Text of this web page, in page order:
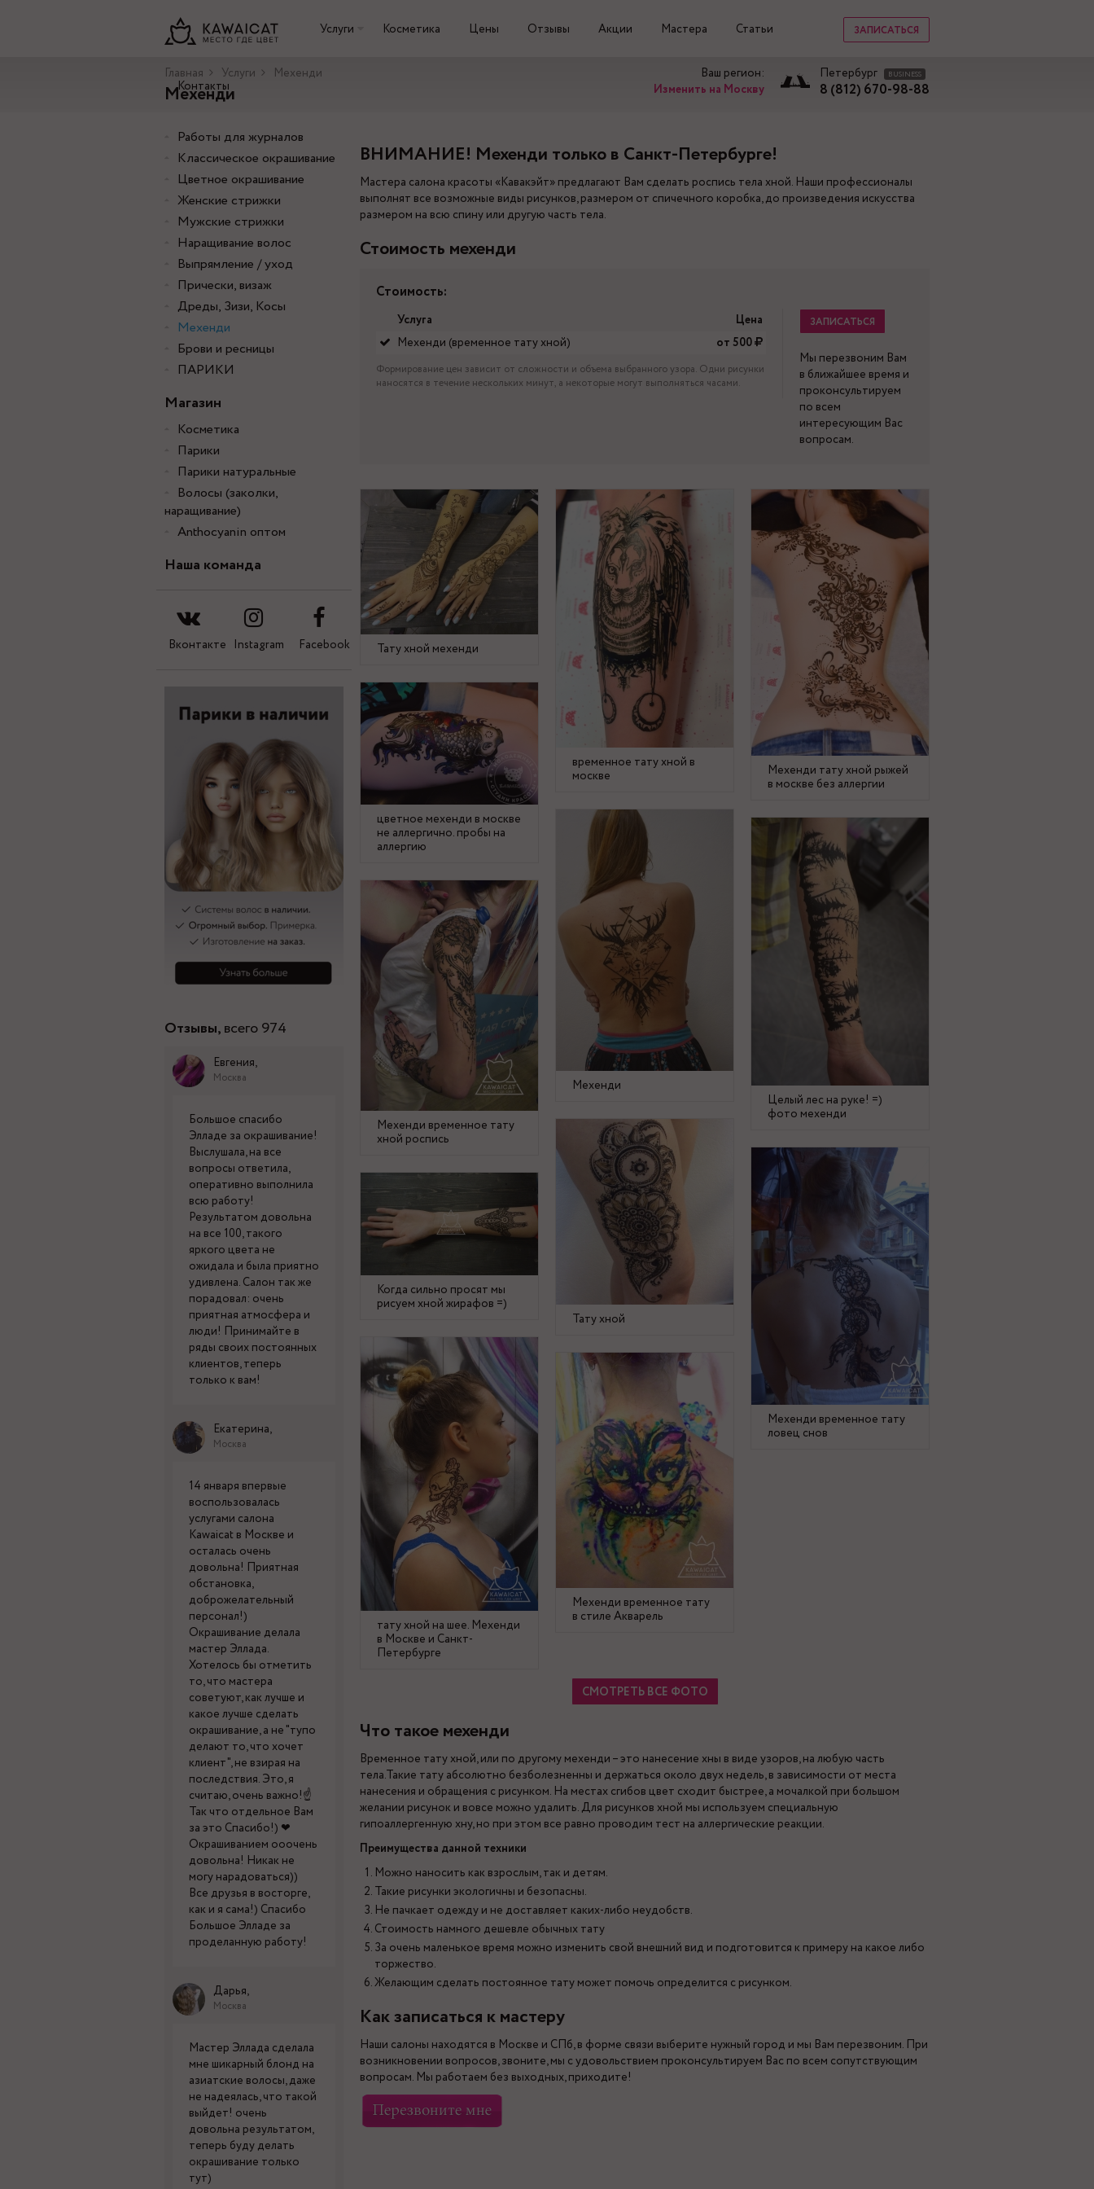
ЗАПИСАТЬСЯ
Услуги Косметика Цены Отзывы Акции Мастера Статьи
Контакты
Ваш регион:
Изменить на Москву
Петербург BUSINESS
8 (812) 670-98-88
Главная Услуги Мехенди
Мехенди
Работы для журналов
Классическое окрашивание
Цветное окрашивание
Женские стрижки
Мужские стрижки
Наращивание волос
Выпрямление / уход
Прически, визаж
Дреды, Зизи, Косы
Мехенди
Брови и ресницы
ПАРИКИ
Магазин
Косметика
Парики
Парики натуральные
Волосы (заколки,
наращивание)
Anthocyanin оптом
Наша команда
Вконтакте Instagram Facebook
Отзывы,всего 974
Евгения,
Москва
Большое спасибо
Элладе за окрашивание!
Выслушала, на все
вопросы ответила,
оперативно выполнила
всю работу!
Результатом довольна
на все 100, такого
яркого цвета не
ожидала и была приятно
удивлена. Салон так же
порадовал: очень
приятная атмосфера и
люди! Принимайте в
ряды своих постоянных
клиентов, теперь
только к вам!
Екатерина,
Москва
14 января впервые
воспользовалась
услугами салона
Kawaicat в Москве и
осталась очень
довольна! Приятная
обстановка,
доброжелательный
персонал!)
Окрашивание делала
мастер Эллада.
Хотелось бы отметить
то, что мастера
советуют, как лучше и
какое лучше сделать
окрашивание, а не "тупо
делают то, что хочет
клиент", не взирая на
последствия. Это, я
считаю, очень важно!☝
Так что отдельное Вам
за это Спасибо!) ❤
Окрашиванием ооочень
довольна! Никак не
могу нарадоваться))
Все друзья в восторге,
как и я сама!) Спасибо
Большое Элладе за
проделанную работу!
Дарья,
Москва
Мастер Эллада сделала
мне шикарный блонд на
азиатские волосы, даже
не надеялась, что такой
выйдет! очень
довольна результатом,
теперь буду делать
окрашивание только
тут)
ВНИМАНИЕ! Мехенди только в Санкт-Петербурге!
Мастера салона красоты «Кавакэйт» предлагают Вам сделать роспись тела хной. Наши профессионалы
выполнят все возможные виды рисунков, размером от спичечного коробка, до произведения искусства
размером на всю спину или другую часть тела.
Стоимость мехенди
Стоимость:
Услуга
Цена
Мехенди (временное тату хной)
от 500
Формирование цен зависит от сложности и объема выбранного узора. Одни рисунки
наносятся в течение нескольких минут, а некоторые могут выполняться часами.
ЗАПИСАТЬСЯ
Мы перезвоним Вам
в ближайшее время и
проконсультируем
по всем
интересующим Вас
вопросам.
Тату хной мехенди
временное тату хной в
москве
Мехенди тату хной рыжей
в москве без аллергии
цветное мехенди в москве
не аллергично. пробы на
аллергию
Мехенди
Целый лес на руке! =)
фото мехенди
Мехенди временное тату
хной роспись
Тату хной
Мехенди временное тату
ловец снов
Когда сильно просят мы
рисуем хной жирафов =)
тату хной на шее. Мехенди
в Москве и Санкт-
Петербурге
Мехенди временное тату
в стиле Акварель
СМОТРЕТЬ ВСЕ ФОТО
Что такое мехенди
Временное тату хной, или по другому мехенди – это нанесение хны в виде узоров, на любую часть
тела.Такие тату абсолютно безболезненны и держаться около двух недель, в зависимости от места
нанесения и обращения с рисунком. На местах сгибов цвет сходит быстрее, а мочалкой при большом
желании рисунок и вовсе можно удалить. Для рисунков хной мы используем специальную
гипоаллергенную хну, но при этом все равно проводим тест на аллергические реакции.
Преимущества данной техники
Можно наносить как взрослым, так и детям.
Такие рисунки экологичны и безопасны.
Не пачкает одежду и не доставляет каких-либо неудобств.
Стоимость намного дешевле обычных тату
За очень маленькое время можно изменить свой внешний вид и подготовится к примеру на какое либо
торжество.
Желающим сделать постоянное тату может помочь определится с рисунком.
Как записаться к мастеру
Наши салоны находятся в Москве и СПб, в форме связи выберите нужный город и мы Вам перезвоним. При
возникновении вопросов, звоните, мы с удовольствием проконсультируем Вас по всем сопутствующим
вопросам. Мы работаем без выходных, приходите!